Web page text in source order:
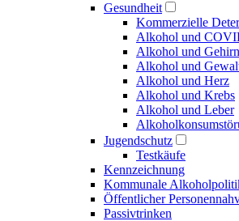
Gesundheit
Kommerzielle
Alkohol und
Alkohol und Gehirn
Alkohol und
Alkohol und Herz
Alkohol und Krebs
Alkohol und Leber
Jugendschutz
Testkäufe
Kennzeichnung
Kommunale
Öffentlicher
Passivtrinken